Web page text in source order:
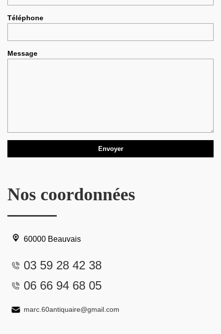
Téléphone
Message
Nos coordonnées
60000 Beauvais
03 59 28 42 38
06 66 94 68 05
marc.60antiquaire@gmail.com